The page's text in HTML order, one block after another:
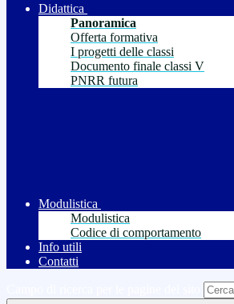
Didattica
Panoramica
Offerta formativa
I progetti delle classi
Documento finale classi V
PNRR futura
Modulistica
Modulistica
Codice di comportamento
Info utili
Contatti